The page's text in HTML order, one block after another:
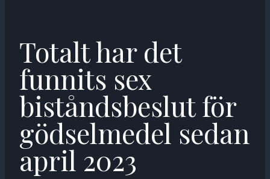
Totalt har det
funnits sex
biståndsbeslut för
gödselmedel sedan
april 2023